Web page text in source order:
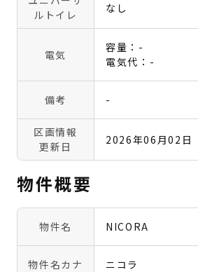
ルトイレ
なし
電気
容量：-
電気代：-
備考 -
区画情報
更新日
2026年06月02日
物件概要
物件名 NICORA
物件名カナ ニコラ